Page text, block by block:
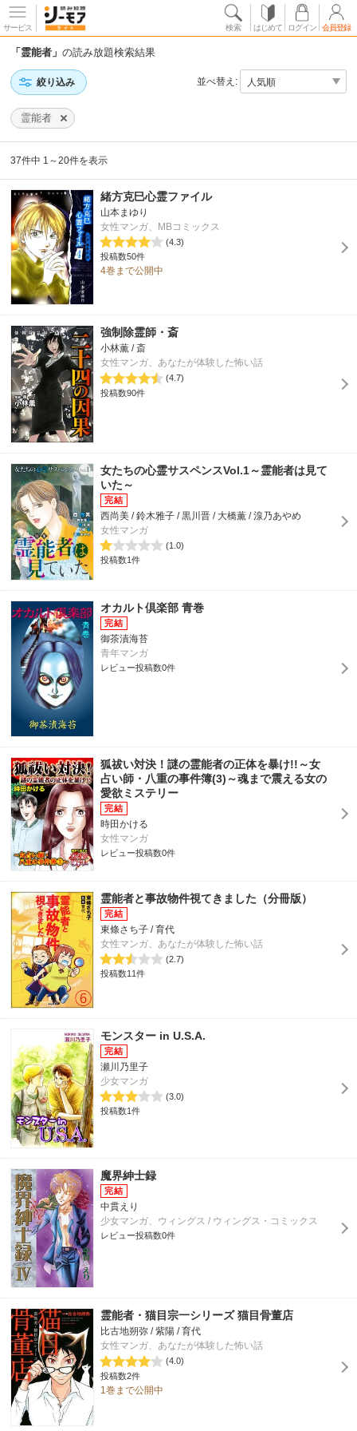
サービス 検索 はじめて ログイン 会員登録
「霊能者」の読み放題検索結果
絞り込み 並べ替え:
霊能者
37件中 1～20件を表示
緒方克巳心霊ファイル
山本まゆり
女性マンガ、MBコミックス
(4.3)
投稿数50件
4巻まで公開中
強制除霊師・斎
小林薫 / 斎
女性マンガ、あなたが体験した怖い話
(4.7)
投稿数90件
女たちの心霊サスペンスVol.1～霊能者は見て
いた～
西尚美 / 鈴木雅子 / 黒川晋 / 大橋薫 / 湶乃あやめ
女性マンガ
(1.0)
投稿数1件
オカルト倶楽部 青巻
御茶漬海苔
青年マンガ
レビュー投稿数0件
狐祓い対決！謎の霊能者の正体を暴け!!～女
占い師・八重の事件簿(3)～魂まで震える女の
愛欲ミステリー
時田かける
女性マンガ
レビュー投稿数0件
霊能者と事故物件視てきました（分冊版）
東條さち子 / 育代
女性マンガ、あなたが体験した怖い話
(2.7)
投稿数11件
モンスター in U.S.A.
瀬川乃里子
少女マンガ
(3.0)
投稿数1件
魔界紳士録
中貫えり
少女マンガ、ウィングス / ウィングス・コミックス
レビュー投稿数0件
霊能者・猫目宗一シリーズ 猫目骨董店
比古地朔弥 / 紫陽 / 育代
女性マンガ、あなたが体験した怖い話
(4.0)
投稿数2件
1巻まで公開中